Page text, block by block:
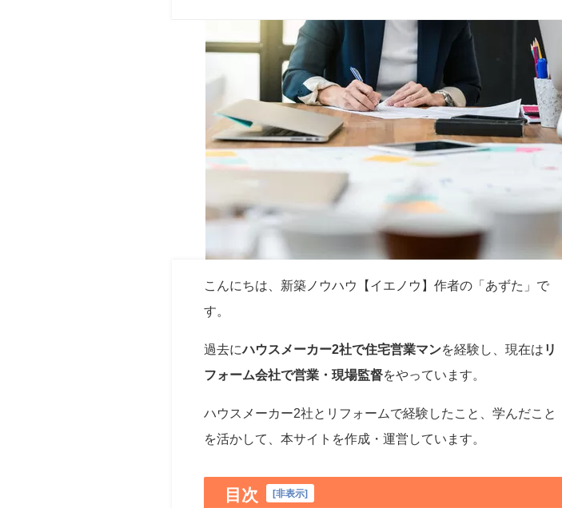
こんにちは、新築ノウハウ【イエノウ】作者の「あずた」で
す。
過去にハウスメーカー2社で住宅営業マンを経験し、現在は リ
フォーム会社で営業・現場監督をやっています。
ハウスメーカー2社とリフォームで経験したこと、学んだこと
を活かして、本サイトを作成・運営しています。
目次 [非表示]